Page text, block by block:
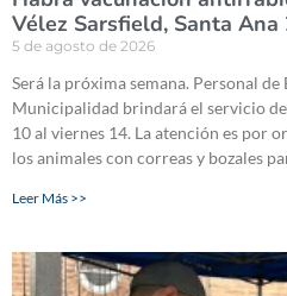
Vélez Sarsfield, Santa
5 de agosto de 2026
Será la próxima semana. Personal
Municipalidad brindará el servicio de
10 al viernes 14. La atención es por
los animales con correas y bozales
Leer Más >>